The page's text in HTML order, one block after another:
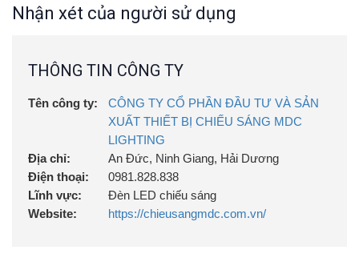
Nhận xét của người sử dụng
THÔNG TIN CÔNG TY
Tên công ty:
CÔNG TY CỔ PHẦN ĐẦU TƯ VÀ SẢN
XUẤT THIẾT BỊ CHIẾU SÁNG MDC
LIGHTING
Địa chỉ:
An Đức, Ninh Giang, Hải Dương
Điện thoại:
0981.828.838
Lĩnh vực:
Đèn LED chiếu sáng
Website:
https://chieusangmdc.com.vn/